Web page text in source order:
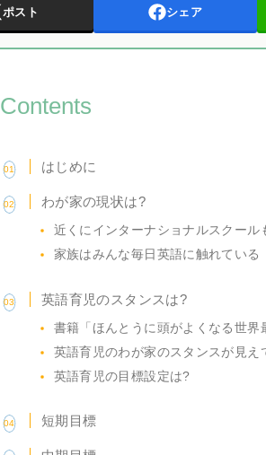
ポスト シェア
Contents
はじめに
わが家の現状は?
近くにインターナショナルスクー
家族はみんな毎日英語に触れている
英語育児のスタンスは?
書籍「ほんとうに頭がよくなる世
英語育児のわが家のスタンスが見え
英語育児の目標設定は?
短期目標